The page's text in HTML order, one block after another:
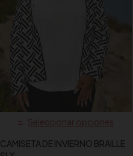
Seleccionar opciones
CAMISETA DE INVIERNO BRAILLE